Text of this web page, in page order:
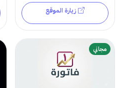
زيارة الموقع
مجاني